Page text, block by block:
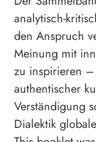
analytisch-
den Anspruch
Meinung mit
zu inspirieren
authentischer
Verständigung
Dialektik